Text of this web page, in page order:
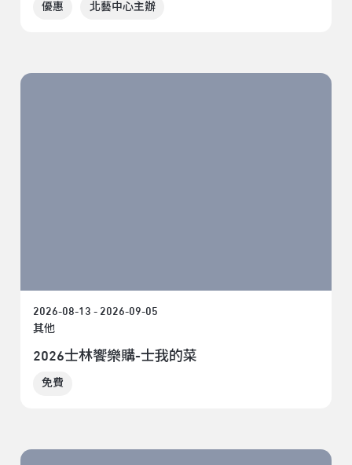
優惠 北藝中心主辦
2026-08-13 - 2026-09-05
其他
2026士林饗樂購-士我的菜
免費